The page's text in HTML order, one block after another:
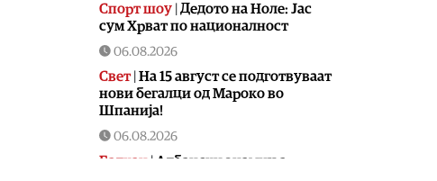
Спорт шоу | Дедото на Ноле: Јас
сум Хрват по националност
06.08.2026
Свет| На 15 август се подготвуваат
нови бегалци од Мароко во
Шпанија!
06.08.2026
Балкан | Албански знамиња